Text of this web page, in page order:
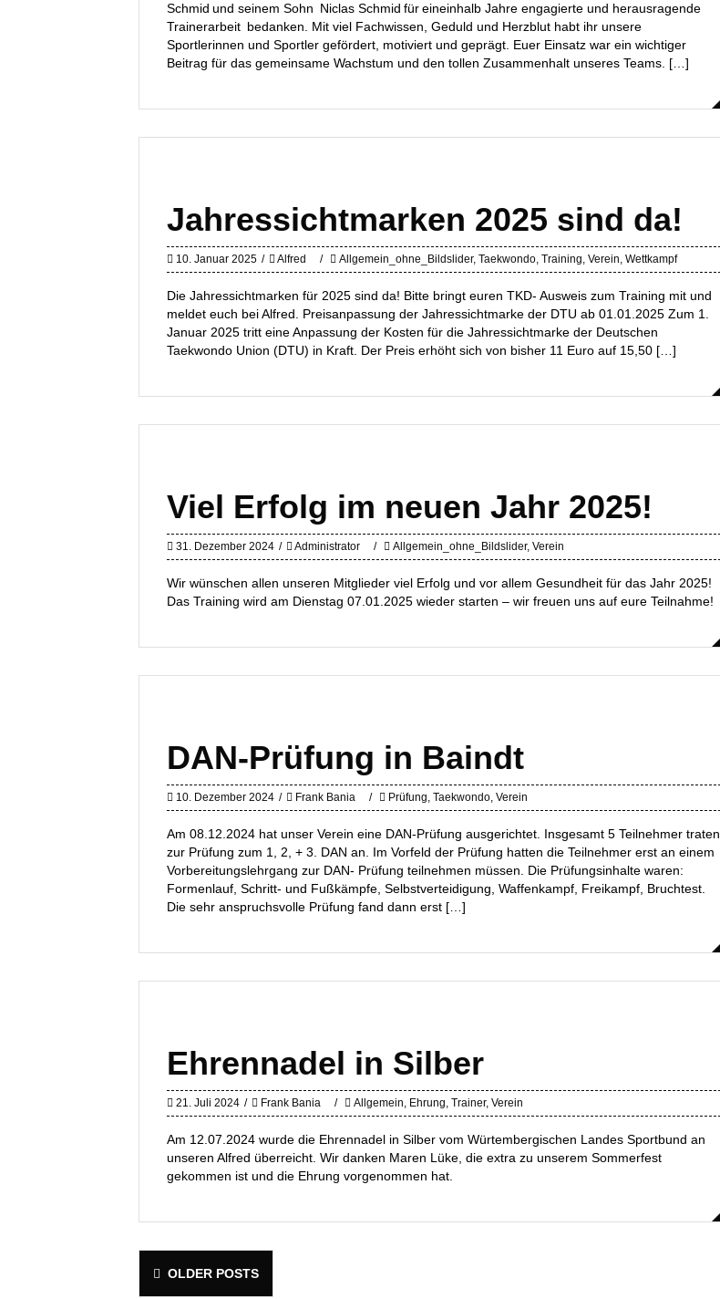
Schmid und seinem Sohn Niclas Schmid für eineinhalb Jahre engagierte und herausragende
Trainerarbeit bedanken. Mit viel Fachwissen, Geduld und Herzblut habt ihr unsere
Sportlerinnen und Sportler gefördert, motiviert und geprägt. Euer Einsatz war ein wichtiger
Beitrag für das gemeinsame Wachstum und den tollen Zusammenhalt unseres Teams. […]
Jahressichtmarken 2025 sind da!
10. Januar 2025 Alfred Allgemein_ohne_Bildslider, Taekwondo, Training, Verein, Wettkampf
Die Jahressichtmarken für 2025 sind da! Bitte bringt euren TKD- Ausweis zum Training mit und
meldet euch bei Alfred. Preisanpassung der Jahressichtmarke der DTU ab 01.01.2025 Zum 1.
Januar 2025 tritt eine Anpassung der Kosten für die Jahressichtmarke der Deutschen
Taekwondo Union (DTU) in Kraft. Der Preis erhöht sich von bisher 11 Euro auf 15,50 […]
Viel Erfolg im neuen Jahr 2025!
31. Dezember 2024 Administrator Allgemein_ohne_Bildslider, Verein
Wir wünschen allen unseren Mitglieder viel Erfolg und vor allem Gesundheit für das Jahr 2025!
Das Training wird am Dienstag 07.01.2025 wieder starten – wir freuen uns auf eure Teilnahme!
DAN-Prüfung in Baindt
10. Dezember 2024 Frank Bania Prüfung, Taekwondo, Verein
Am 08.12.2024 hat unser Verein eine DAN-Prüfung ausgerichtet. Insgesamt 5 Teilnehmer traten
zur Prüfung zum 1, 2, + 3. DAN an. Im Vorfeld der Prüfung hatten die Teilnehmer erst an einem
Vorbereitungslehrgang zur DAN- Prüfung teilnehmen müssen. Die Prüfungsinhalte waren:
Formenlauf, Schritt- und Fußkämpfe, Selbstverteidigung, Waffenkampf, Freikampf, Bruchtest.
Die sehr anspruchsvolle Prüfung fand dann erst […]
Ehrennadel in Silber
21. Juli 2024 Frank Bania Allgemein, Ehrung, Trainer, Verein
Am 12.07.2024 wurde die Ehrennadel in Silber vom Würtembergischen Landes Sportbund an
unseren Alfred überreicht. Wir danken Maren Lüke, die extra zu unserem Sommerfest
gekommen ist und die Ehrung vorgenommen hat.
Posts
OLDER POSTS